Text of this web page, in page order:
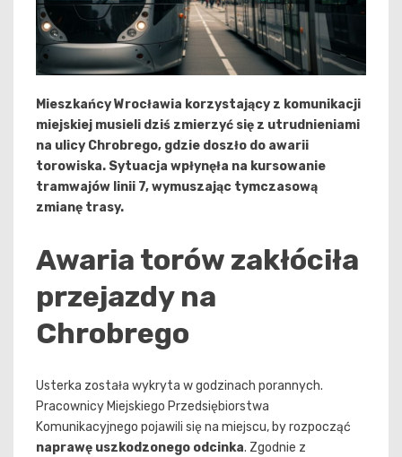
Mieszkańcy Wrocławia korzystający z komunikacji
miejskiej musieli dziś zmierzyć się z utrudnieniami
na ulicy Chrobrego, gdzie doszło do awarii
torowiska. Sytuacja wpłynęła na kursowanie
tramwajów linii 7, wymuszając tymczasową
zmianę trasy.
Awaria torów zakłóciła
przejazdy na
Chrobrego
Usterka została wykryta w godzinach porannych.
Pracownicy Miejskiego Przedsiębiorstwa
Komunikacyjnego pojawili się na miejscu, by rozpocząć
naprawę uszkodzonego odcinka. Zgodnie z